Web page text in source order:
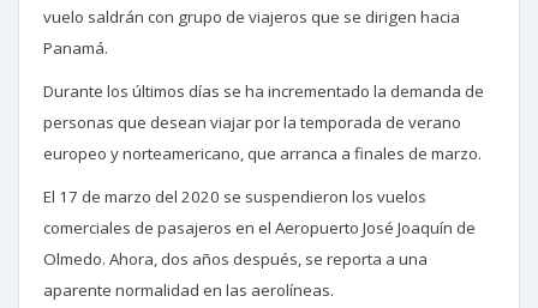
vuelo saldrán con grupo de viajeros que se dirigen hacia
Panamá.
Durante los últimos días se ha incrementado la demanda de
personas que desean viajar por la temporada de verano
europeo y norteamericano, que arranca a finales de marzo.
El 17 de marzo del 2020 se suspendieron los vuelos
comerciales de pasajeros en el Aeropuerto José Joaquín de
Olmedo. Ahora, dos años después, se reporta a una
aparente normalidad en las aerolíneas.